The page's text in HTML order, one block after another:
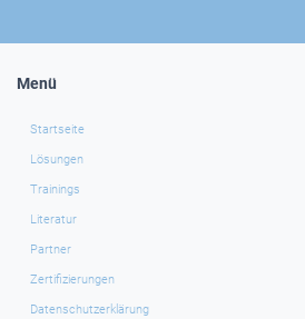
Menü
Startseite
Lösungen
Trainings
Literatur
Partner
Zertifizierungen
Datenschutzerklärung